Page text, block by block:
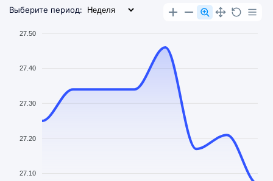
Выберите период:
27.50
27.40
27.30
27.20
27.10